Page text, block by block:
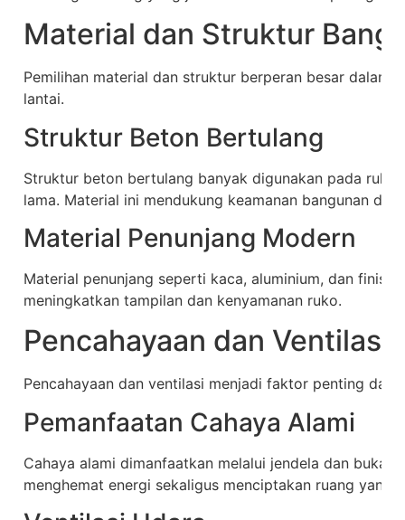
Material dan Struktur
Pemilihan material dan struktur berperan besar dalam
lantai.
Struktur Beton Bertulang
Struktur beton bertulang banyak digunakan pada ruko
lama. Material ini mendukung keamanan bangunan
Material Penunjang Modern
Material penunjang seperti kaca, aluminium, dan
meningkatkan tampilan dan kenyamanan ruko.
Pencahayaan dan Ventilasi
Pencahayaan dan ventilasi menjadi faktor penting
Pemanfaatan Cahaya Alami
Cahaya alami dimanfaatkan melalui jendela dan
menghemat energi sekaligus menciptakan ruang yang